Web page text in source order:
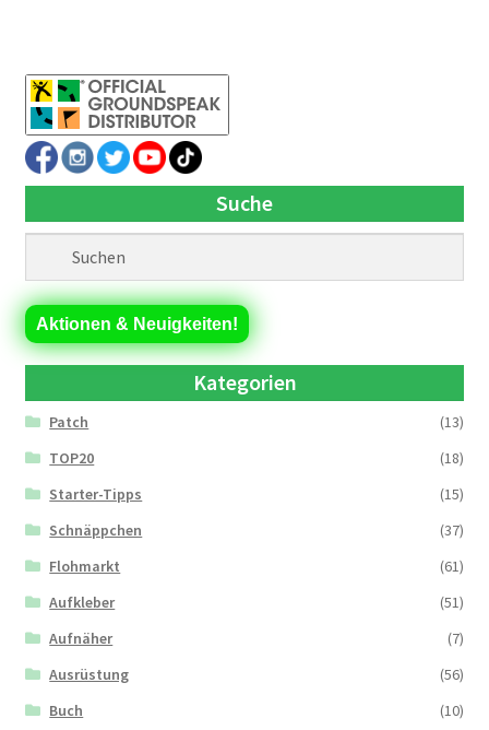
Suche
Aktionen & Neuigkeiten!
Kategorien
Patch
(13)
TOP20
(18)
Starter-Tipps
(15)
Schnäppchen
(37)
Flohmarkt
(61)
Aufkleber
(51)
Aufnäher
(7)
Ausrüstung
(56)
Buch
(10)